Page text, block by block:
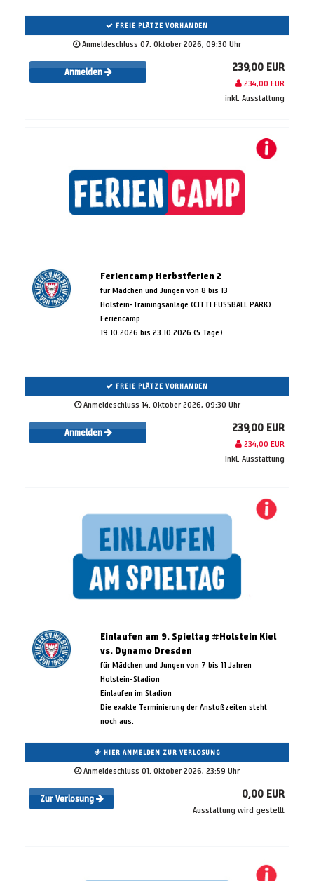
FREIE PLÄTZE VORHANDEN
Anmeldeschluss 07. Oktober 2026, 09:30 Uhr
Anmelden 239,00 EUR
234,00 EUR
inkl. Ausstattung
Feriencamp Herbstferien 2
für Mädchen und Jungen von 8 bis 13
Holstein-Trainingsanlage (CITTI FUSSBALL PARK)
Feriencamp
19.10.2026 bis 23.10.2026 (5 Tage)
FREIE PLÄTZE VORHANDEN
Anmeldeschluss 14. Oktober 2026, 09:30 Uhr
Anmelden 239,00 EUR
234,00 EUR
inkl. Ausstattung
Einlaufen am 9. Spieltag #Holstein Kiel
vs. Dynamo Dresden
für Mädchen und Jungen von 7 bis 11 Jahren
Holstein-Stadion
Einlaufen im Stadion
Die exakte Terminierung der Anstoßzeiten steht
noch aus.
HIER ANMELDEN ZUR VERLOSUNG
Anmeldeschluss 01. Oktober 2026, 23:59 Uhr
Zur Verlosung 0,00 EUR
Ausstattung wird gestellt